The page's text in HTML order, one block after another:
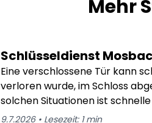
Mehr
Schlüsseldienst
Eine verschlossene Tür kann
verloren wurde, im Schloss
solchen Situationen ist
9.7.2026• Lesezeit: 1min